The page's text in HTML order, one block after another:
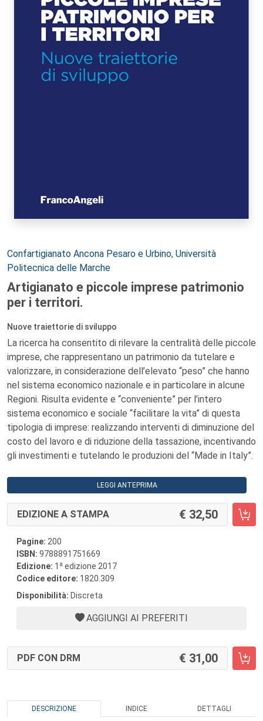
Autori:
Confartigianato Ancona Pesaro e Urbino, Università
Politecnica delle Marche
Artigianato e piccole imprese patrimonio
per i territori.
Nuove traiettorie di sviluppo
La ricerca ha consentito di rilevare la centralità delle piccole
imprese, che rappresentano un patrimonio da tutelare e
valorizzare, in considerazione dell’elevato “peso” che hanno
nel sistema economico nazionale e in particolare in alcune
Regioni. Risulta evidente e “conveniente” per l’intero
sistema economico e sociale “facilitare la vita” di questa
tipologia di imprese: realizzando interventi di diminuzione del
costo del lavoro e di riduzione della tassazione, incentivando
gli investimenti e tutelando le produzioni del “Made in Italy”.
LEGGI ANTEPRIMA
EDIZIONE A STAMPA 32,50
Pagine: 200
ISBN: 9788891751669
Edizione: 1 a edizione 2017
Codice editore: 1820.309
Disponibilità: Discreta
AGGIUNGI AI PREFERITI
PDF CON DRM 31,00
DESCRIZIONE INDICE DETTAGLI